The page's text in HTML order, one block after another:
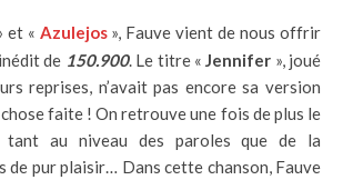
et « Azulejos», Fauve vient de nous offrir
de 150.900. Le titre «Jennifer », joué
reprises, n’avait pas encore sa version
chose faite ! On retrouve une fois de plus le
tant au niveau des paroles que de la
de pur plaisir… Dans cette chanson, Fauve